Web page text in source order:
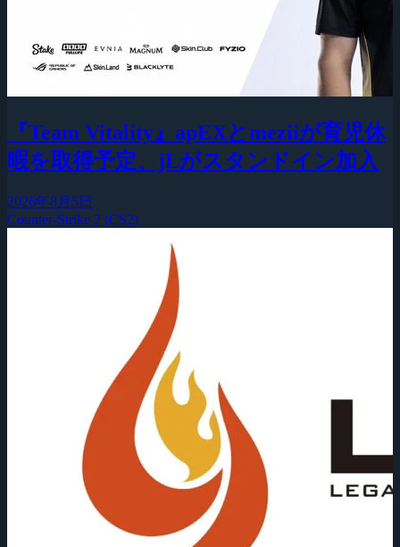
『Team Vitality』apEXとmeziiが育児休
暇を取得予定、jLがスタンドイン加入
2026年8月5日
Counter-Strike 2 (CS2)